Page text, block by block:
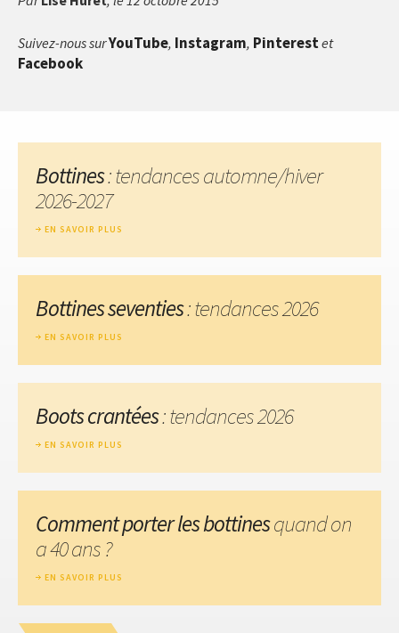
Suivez-nous surYouTube, Instagram, Pinterestet
Facebook
Bottines: tendances automne/hiver
2026-2027
EN SAVOIR PLUS
Bottines seventies: tendances 2026
EN SAVOIR PLUS
Boots crantées: tendances 2026
EN SAVOIR PLUS
Comment porter les bottinesquand on
a 40 ans ?
EN SAVOIR PLUS